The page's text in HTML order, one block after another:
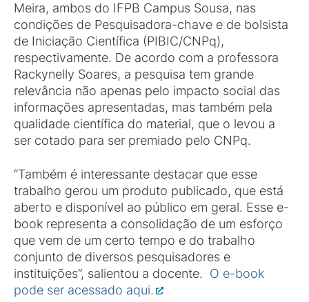
Meira, ambos do IFPB Campus Sousa, nas
condições de Pesquisadora-chave e de bolsista
de Iniciação Científica (PIBIC/CNPq),
respectivamente. De acordo com a professora
Rackynelly Soares, a pesquisa tem grande
relevância não apenas pelo impacto social das
informações apresentadas, mas também pela
qualidade científica do material, que o levou a
ser cotado para ser premiado pelo CNPq.
“Também é interessante destacar que esse
trabalho gerou um produto publicado, que está
aberto e disponível ao público em geral. Esse e-
book representa a consolidação de um esforço
que vem de um certo tempo e do trabalho
conjunto de diversos pesquisadores e
instituições”, salientou a docente. O e-book
pode ser acessado aqui.